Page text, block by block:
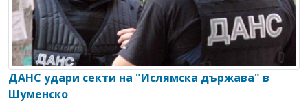
ДАНС удари секти на "Ислямска държава" в
Шуменско